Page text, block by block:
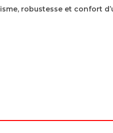
robustesse et confort